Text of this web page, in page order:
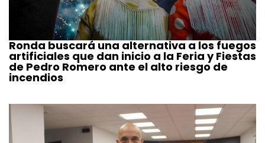
Ronda buscará una alternativa a los fuegos
artificiales que dan inicio a la Feria y Fiestas
de Pedro Romero ante el alto riesgo de
incendios